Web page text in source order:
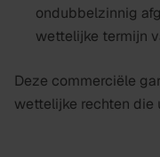
ondubbelzinnig
wettelijke termijn
Deze commerciële
wettelijke rechten die